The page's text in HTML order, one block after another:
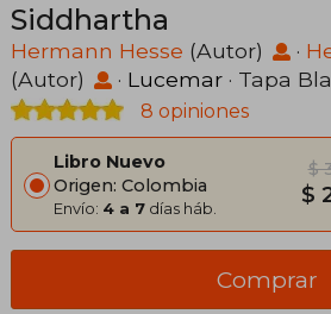
Siddhartha
Hermann Hesse (Autor) ·
(Autor)
· Lucemar · Tapa
8 opiniones
Libro Nuevo
Origen: Colombia
Envío: 4 a 7 días háb.
$
$
Comprar